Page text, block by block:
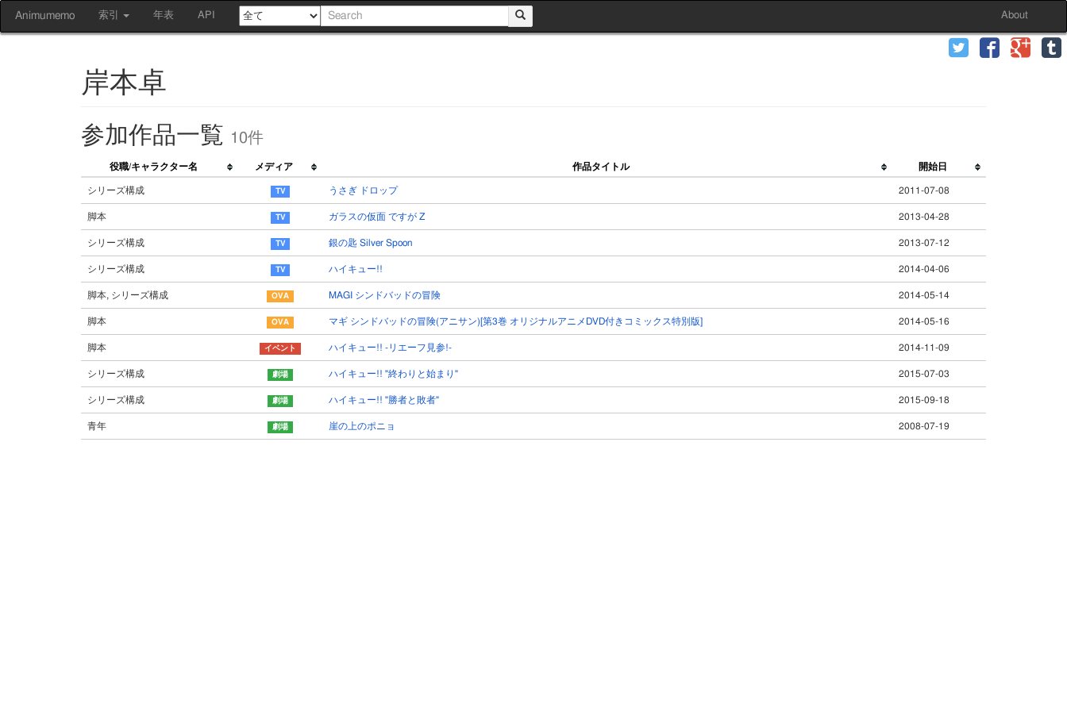
Animumemo 索引 年表 API About
岸本卓
参加作品一覧 10件
役職/キャラクター名 メディア 作品タイトル 開始日
シリーズ構成 うさぎ ドロップ 2011-07-08
脚本 ガラスの仮面 ですが Z 2013-04-28
シリーズ構成 銀の匙 Silver Spoon 2013-07-12
シリーズ構成 ハイキュー!! 2014-04-06
脚本, シリーズ構成 MAGI シンドバッドの冒険 2014-05-14
脚本 マギ シンドバッドの冒険(アニサン)[第3巻 オリジナルアニメDVD付きコミックス特別版] 2014-05-16
脚本 ハイキュー!! -リエーフ見参!- 2014-11-09
シリーズ構成 ハイキュー!! "終わりと始まり" 2015-07-03
シリーズ構成 ハイキュー!! "勝者と敗者" 2015-09-18
青年 崖の上のポニョ 2008-07-19